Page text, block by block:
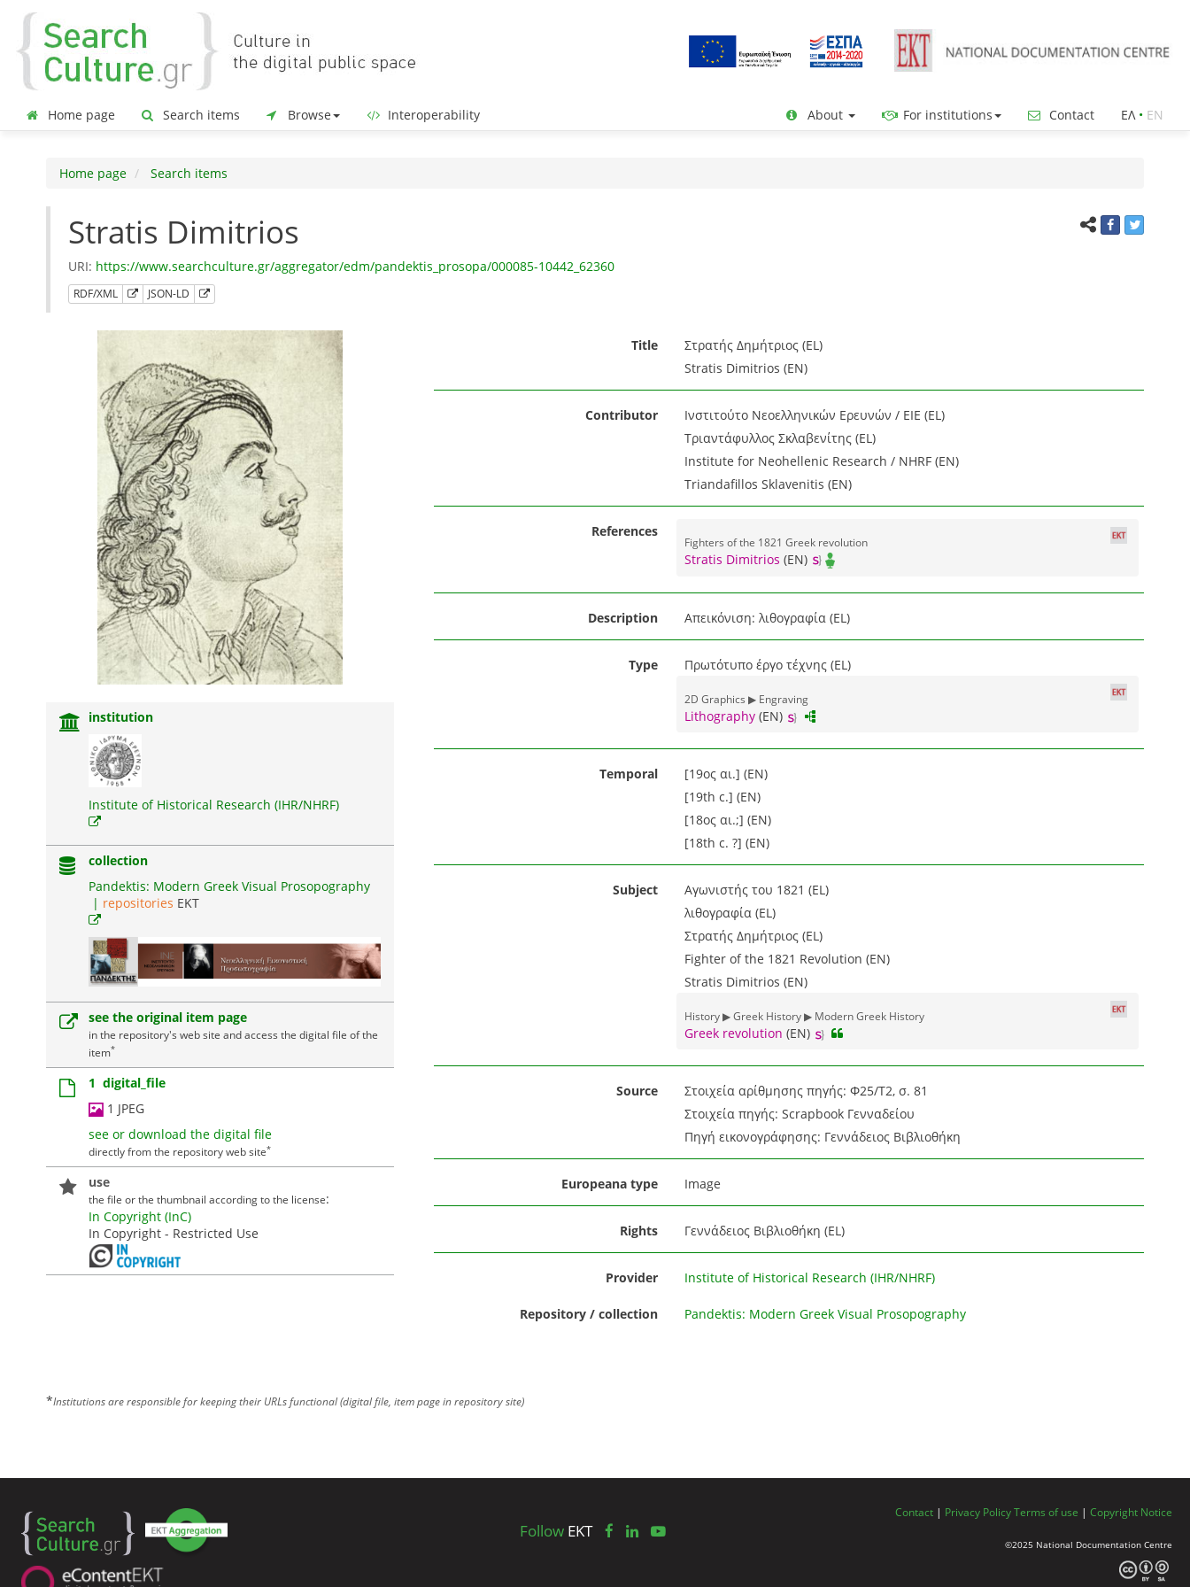
Home page Search items Browse Interoperability About For institutions Contact ΕΛ• ΕΝ
Home page Search items
Stratis Dimitrios
URI: https://www.searchculture.gr/aggregator/edm/pandektis_prosopa/000085-10442_62360
RDF/XML JSON-LD
institution
Institute of Historical Research (IHR/NHRF)
collection
Pandektis: Modern Greek Visual Prosopography
| repositories EKT
see the original item page
in the repository's web site and access the digital file of the
item*
1 digital_file
1 JPEG
see or download the digital file
directly from the repository web site*
use
the file or the thumbnail according to the license:
In Copyright (InC)
In Copyright - Restricted Use
Title
Στρατής Δημήτριος (EL)
Stratis Dimitrios (EN)
Contributor
Ινστιτούτο Νεοελληνικών Ερευνών / ΕΙΕ (EL)
Τριαντάφυλλος Σκλαβενίτης (EL)
Institute for Neohellenic Research / NHRF (EN)
Triandafillos Sklavenitis (EN)
References
Fighters of the 1821 Greek revolution
Stratis Dimitrios (EN)
Description Απεικόνιση: λιθογραφία (EL)
Type Πρωτότυπο έργο τέχνης (EL)
2D Graphics ▶ Engraving
Lithography(EN)
Temporal
[19ος αι.] (EN)
[19th c.] (EN)
[18ος αι.;] (EN)
[18th c. ?] (EN)
Subject
Αγωνιστής του 1821 (EL)
λιθογραφία (EL)
Στρατής Δημήτριος (EL)
Fighter of the 1821 Revolution (EN)
Stratis Dimitrios (EN)
History ▶ Greek History ▶ Modern Greek History
Greek revolution (EN)
Source
Στοιχεία αρίθμησης πηγής: Φ25/Τ2, σ. 81
Στοιχεία πηγής: Scrapbook Γενναδείου
Πηγή εικονογράφησης: Γεννάδειος Βιβλιοθήκη
Europeana type Image
Rights Γεννάδειος Βιβλιοθήκη (EL)
Provider Institute of Historical Research (IHR/NHRF)
Repository / collection Pandektis: Modern Greek Visual Prosopography
*Institutions are responsible for keeping their URLs functional (digital file, item page in repository site)
FollowEKT
Contact | Privacy PolicyTerms of use | Copyright Notice
©2025 National Documentation Centre